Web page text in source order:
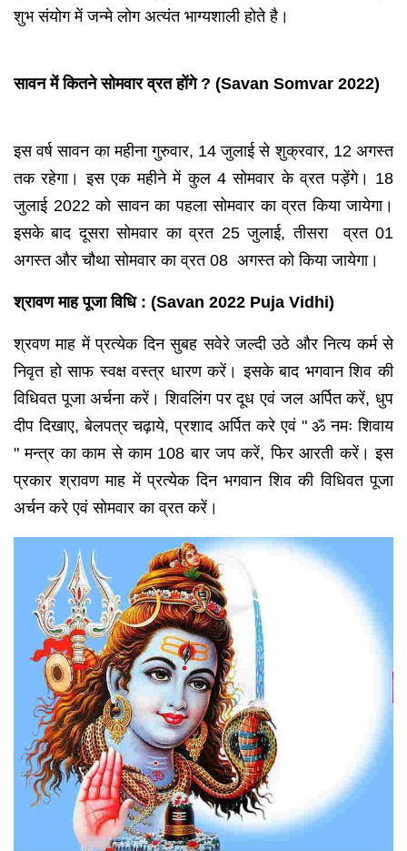
शुभ संयोग में जन्मे लोग अत्यंत भाग्यशाली होते है।
सावन में कितने सोमवार व्रत होंगे ? (Savan Somvar 2022)
इस वर्ष सावन का महीना गुरुवार, 14 जुलाई से शुक्रवार, 12 अगस्त
तक रहेगा। इस एक महीने में कुल 4 सोमवार के व्रत पड़ेंगे। 18
जुलाई 2022 को सावन का पहला सोमवार का व्रत किया जायेगा।
इसके बाद दूसरा सोमवार का व्रत 25 जुलाई, तीसरा व्रत 01
अगस्त और चौथा सोमवार का व्रत 08 अगस्त को किया जायेगा।
श्रावण माह पूजा विधि : (Savan 2022 Puja Vidhi)
श्रवण माह में प्रत्येक दिन सुबह सवेरे जल्दी उठे और नित्य कर्म से
निवृत हो साफ स्वक्ष वस्त्र धारण करें। इसके बाद भगवान शिव की
विधिवत पूजा अर्चना करें। शिवलिंग पर दूध एवं जल अर्पित करें, धुप
दीप दिखाए, बेलपत्र चढ़ाये, प्रशाद अर्पित करे एवं " ॐ नमः शिवाय
" मन्त्र का काम से काम 108 बार जप करें, फिर आरती करें। इस
प्रकार श्रावण माह में प्रत्येक दिन भगवान शिव की विधिवत पूजा
अर्चन करे एवं सोमवार का व्रत करें।